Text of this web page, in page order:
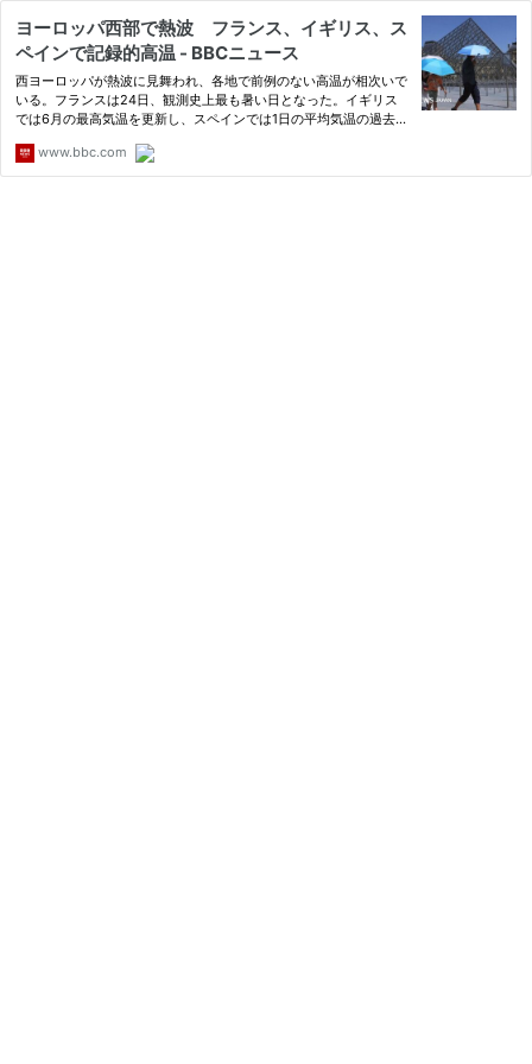
ヨーロッパ西部で熱波 フランス、イギリス、ス
ペインで記録的高温 - BBCニュース
西ヨーロッパが熱波に見舞われ、各地で前例のない高温が相次いで
いる。フランスは24日、観測史上最も暑い日となった。イギリス
では6月の最高気温を更新し、スペインでは1日の平均気温の過去最
www.bbc.com